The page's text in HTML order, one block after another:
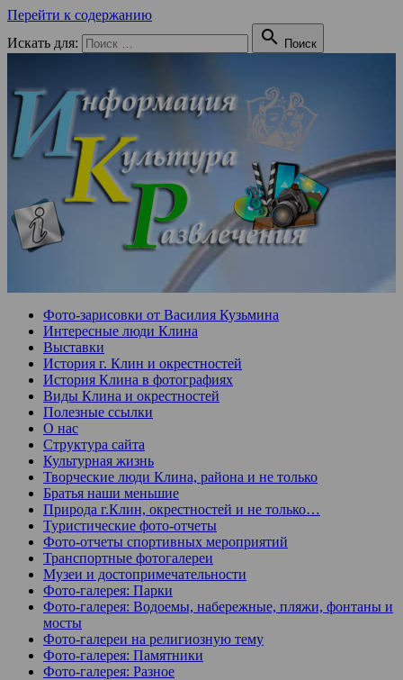
Перейти к содержанию
Искать для:
 Поиск
Фото-зарисовки от Василия Кузьмина
Интересные люди Клина
Выставки
История г. Клин и окрестностей
История Клина в фотографиях
Виды Клина и окрестностей
Полезные ссылки
О нас
Структура сайта
Культурная жизнь
Творческие люди Клина, района и не только
Братья наши меньшие
Природа г.Клин, окрестностей и не только…
Туристические фото-отчеты
Фото-отчеты спортивных мероприятий
Транспортные фотогалереи
Музеи и достопримечательности
Фото-галерея: Парки
Фото-галерея: Водоемы, набережные, пляжи, фонтаны и
мосты
Фото-галереи на религиозную тему
Фото-галерея: Памятники
Фото-галерея: Разное